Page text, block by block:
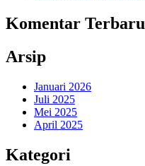
Komentar Terbaru
Arsip
Januari 2026
Juli 2025
Mei 2025
April 2025
Kategori